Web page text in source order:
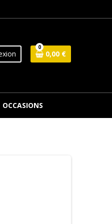
0
0,00 €
OCCASIONS